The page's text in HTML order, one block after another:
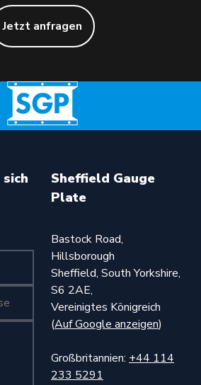
Jetzt anfragen
mit (Pflichtfeld)
Sheffield Gauge
Plate
Bastock Road,
Hillsborough
Sheffield, South Yorkshire,
S6 2AE,
Vereinigtes Königreich
(Auf Google anzeigen)
Großbritannien: +44 114
233 5291